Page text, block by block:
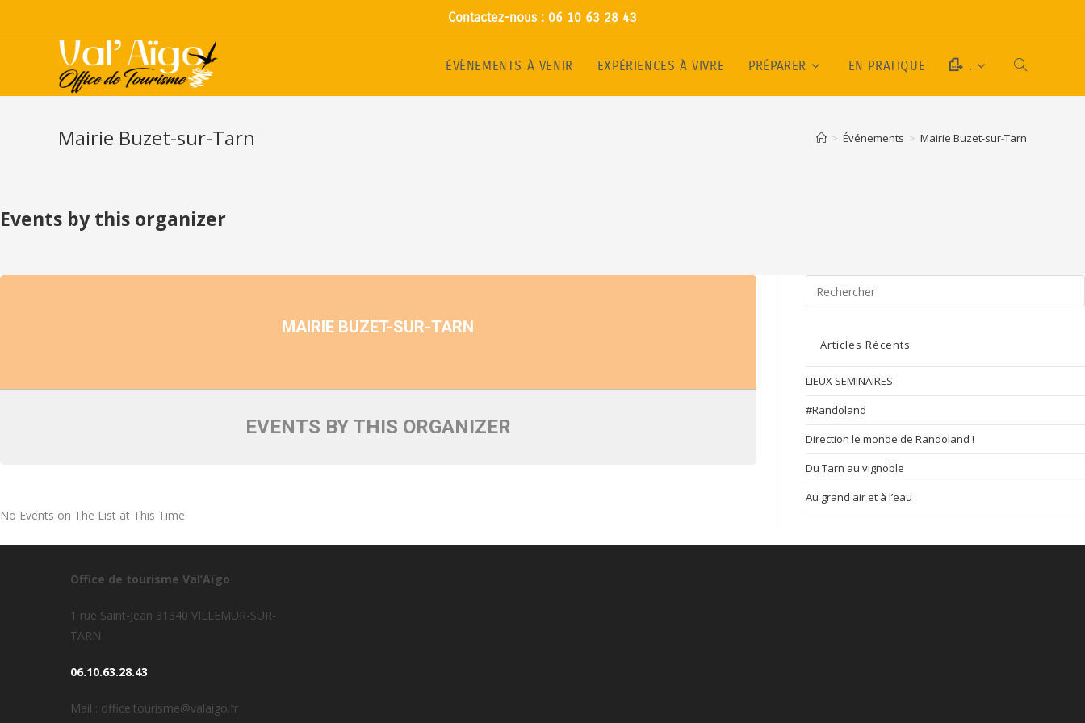
Contactez-nous : 06 10 63 28 43
ÉVÈNEMENTS À VENIR EXPÉRIENCES À VIVRE PRÉPARER EN PRATIQUE .
Mairie Buzet-sur-Tarn > Événements > Mairie Buzet-sur-Tarn
Events by this organizer
MAIRIE BUZET-SUR-TARN
EVENTS BY THIS ORGANIZER
No Events on The List at This Time
Articles Récents
LIEUX SEMINAIRES
#Randoland
Direction le monde de Randoland !
Du Tarn au vignoble
Au grand air et à l’eau
Office de tourisme Val’Aïgo
1 rue Saint-Jean 31340 VILLEMUR-SUR-
TARN
06.10.63.28.43
Mail : office.tourisme@valaigo.fr